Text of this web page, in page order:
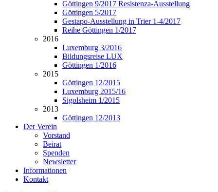
Göttingen 9/2017 Resistenza-Ausstellung
Göttingen 5/2017
Gestapo-Ausstellung in Trier 1-4/2017
Reihe Göttingen 1/2017
2016
Luxemburg 3/2016
Bildungsreise LUX
Göttingen 1/2016
2015
Göttingen 12/2015
Luxemburg 2015/16
Sigolsheim 1/2015
2013
Göttingen 12/2013
Der Verein
Vorstand
Beirat
Spenden
Newsletter
Informationen
Kontakt